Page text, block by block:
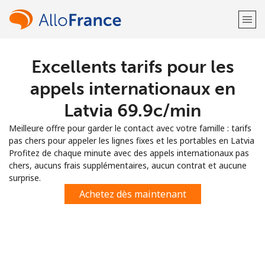
Bienvenue!
Vous avez déjà un compte?
S'enregistrer avec
ou
Excellents tarifs pour les
appels internationaux en
Latvia ⁦69.9c⁩/min
Meilleure offre pour garder le contact avec votre famille : tarifs
pas chers pour appeler les lignes fixes et les portables en Latvia
Profitez de chaque minute avec des appels internationaux pas
chers, aucuns frais supplémentaires, aucun contrat et aucune
surprise.
Achetez dès maintenant